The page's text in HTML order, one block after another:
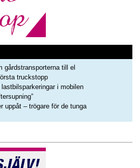
gårdstransporterna till el
truckstopp
i mobilen
uppåt – trögare för de tunga